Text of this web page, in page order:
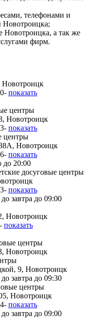
телефонами и
Новотроицка;
Новотроицка, а так же
фирм.
Новотроицк
показать
центры
Новотроицк
показать
центры
Новотроицк
показать
до 20:00
досуговые центры
показать
завтра до 09:00
Новотроицк
показать
центры
Новотроицк
9, Новотроицк
завтра до 09:30
центры
Новотроицк
показать
завтра до 09:00